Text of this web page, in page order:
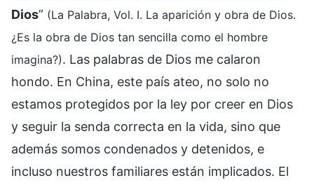
Dios” (La Palabra, Vol. I. La aparición y obra de Dios.
¿Es la obra de Dios tan sencilla como el hombre
imagina?). Las palabras de Dios me calaron
hondo. En China, este país ateo, no solo no
estamos protegidos por la ley por creer en Dios
y seguir la senda correcta en la vida, sino que
además somos condenados y detenidos, e
incluso nuestros familiares están implicados. El